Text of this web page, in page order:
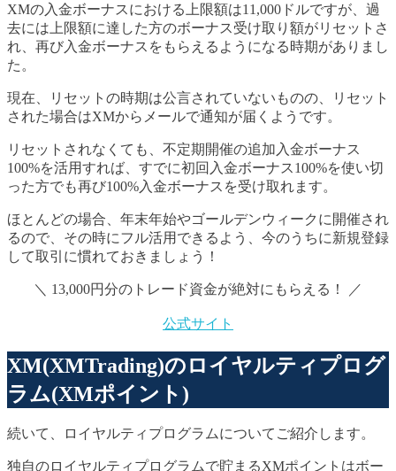
XMの入金ボーナスにおける上限額は11,000ドルですが、過
去には上限額に達した方のボーナス受け取り額がリセットさ
れ、再び入金ボーナスをもらえるようになる時期がありまし
た。
現在、リセットの時期は公言されていないものの、リセット
された場合はXMからメールで通知が届くようです。
リセットされなくても、不定期開催の追加入金ボーナス
100%を活用すれば、すでに初回入金ボーナス100%を使い切
った方でも再び100%入金ボーナスを受け取れます。
ほとんどの場合、年末年始やゴールデンウィークに開催され
るので、その時にフル活用できるよう、今のうちに新規登録
して取引に慣れておきましょう！
＼ 13,000円分のトレード資金が絶対にもらえる！ ／
公式サイト
XM(XMTrading)のロイヤルティプログ
ラム(XMポイント)
続いて、ロイヤルティプログラムについてご紹介します。
独自のロイヤルティプログラムで貯まるXMポイントはボー